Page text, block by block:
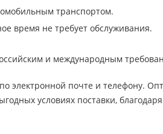
транспортом.
время не требует обслуживания.
и международным
почте и телефону.
условиях поставки,